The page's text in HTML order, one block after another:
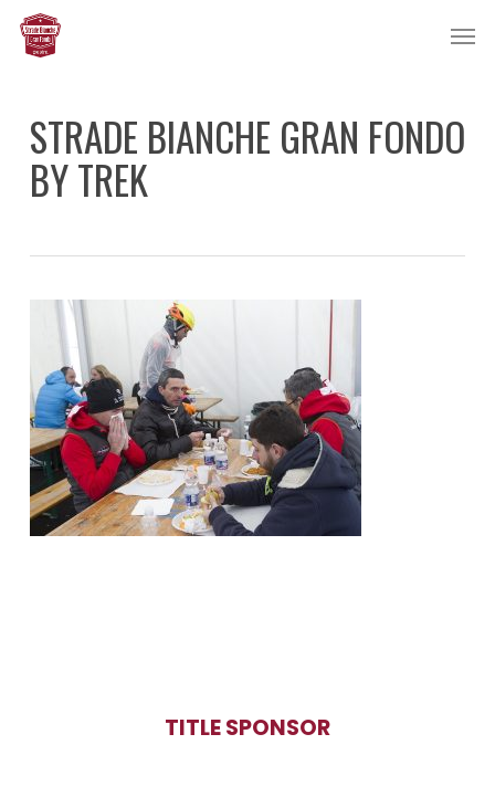
Skip
content
STRADE BIANCHE GRAN FONDO
BY TREK
TITLE SPONSOR